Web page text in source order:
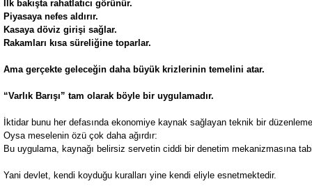
İlk bakışta rahatlatıcı görünür.
Piyasaya nefes aldırır.
Kasaya döviz girişi sağlar.
Rakamları kısa süreliğine toparlar.
Ama gerçekte geleceğin daha büyük krizlerinin temelini atar.
“Varlık Barışı” tam olarak böyle bir uygulamadır.
İktidar bunu her defasında ekonomiye kaynak sağlayan teknik bir
Oysa meselenin özü çok daha ağırdır:
Bu uygulama, kaynağı belirsiz servetin ciddi bir denetim mekanizmasına
Yani devlet, kendi koyduğu kuralları yine kendi eliyle esnetmektedir.